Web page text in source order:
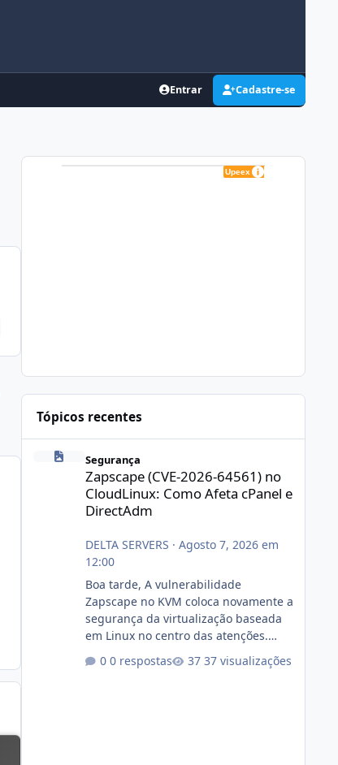
Entrar Cadastre-se
Tópicos recentes
Zapscape (CVE-2026-64561) no CloudLinux: Como Afeta
Segurança
Zapscape (CVE-2026-64561) no
CloudLinux: Como Afeta cPanel e
DirectAdm
DELTA SERVERS · Agosto 7, 2026 em
12:00
Boa tarde, A vulnerabilidade
Zapscape no KVM coloca novamente a
segurança da virtualização baseada
em Linux no centro das atenções.
https://cloudlinux.statuspage.io/incid
ents/dlrxjx23zz5f Criamos uma breve
0 respostas 37 visualizações